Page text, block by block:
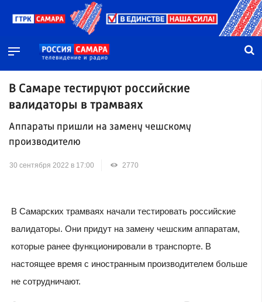
В Самаре тестируют российские
валидаторы в трамваях
Аппараты пришли на замену чешскому
производителю
30 сентября 2022 в 17:00 2770
В Самарских трамваях начали тестировать российские
валидаторы. Они придут на замену чешским аппаратам,
которые ранее функционировали в транспорте. В
настоящее время с иностранным производителем больше
не сотрудничают.